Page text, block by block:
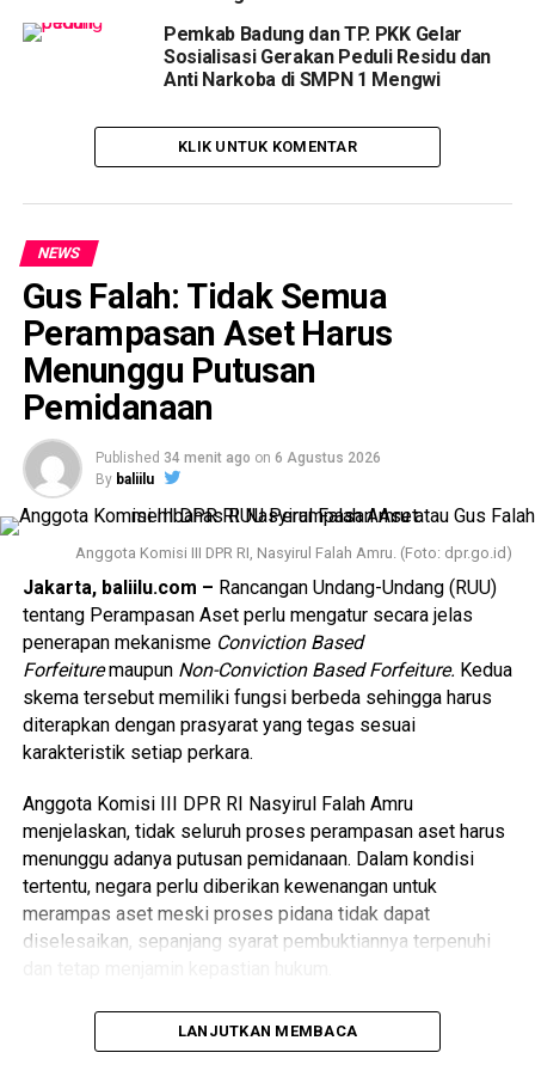
Pemkab Badung dan TP. PKK Gelar
Sosialisasi Gerakan Peduli Residu dan
Anti Narkoba di SMPN 1 Mengwi
KLIK UNTUK KOMENTAR
NEWS
Gus Falah: Tidak Semua
Perampasan Aset Harus
Menunggu Putusan
Pemidanaan
Published 34 menit ago on 6 Agustus 2026
By baliilu
Anggota Komisi III DPR RI, Nasyirul Falah Amru. (Foto: dpr.go.id)
Jakarta, baliilu.com – Rancangan Undang-Undang (RUU)
tentang Perampasan Aset perlu mengatur secara jelas
penerapan mekanisme Conviction Based
Forfeituremaupun Non-Conviction Based Forfeiture. Kedua
skema tersebut memiliki fungsi berbeda sehingga harus
diterapkan dengan prasyarat yang tegas sesuai
karakteristik setiap perkara.
Anggota Komisi III DPR RI Nasyirul Falah Amru
menjelaskan, tidak seluruh proses perampasan aset harus
menunggu adanya putusan pemidanaan. Dalam kondisi
tertentu, negara perlu diberikan kewenangan untuk
merampas aset meski proses pidana tidak dapat
diselesaikan, sepanjang syarat pembuktiannya terpenuhi
“PenerapanConviction BaseddanNon-Conviction
tentu harus memiliki prasyarat. Tidak semua
LANJUTKAN MEMBACA